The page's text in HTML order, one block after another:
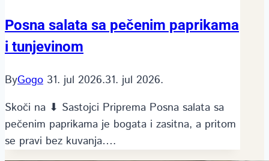
Posna salata sa pečenim paprikama
i tunjevinom
ByGogo 31. jul 2026.31. jul 2026.
Skoči na ⬇ Sastojci Priprema Posna salata sa
pečenim paprikama je bogata i zasitna, a pritom
se pravi bez kuvanja….